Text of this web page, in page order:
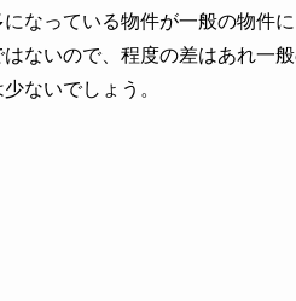
なっている物件が一般の物件
ないので、程度の差はあれ一
ないでしょう。